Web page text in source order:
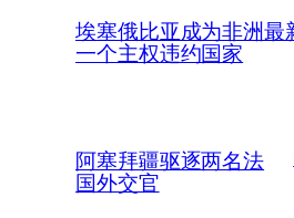
埃塞俄比亚成为非洲最
一个主权违约国家
阿塞拜疆驱逐两名法
国外交官